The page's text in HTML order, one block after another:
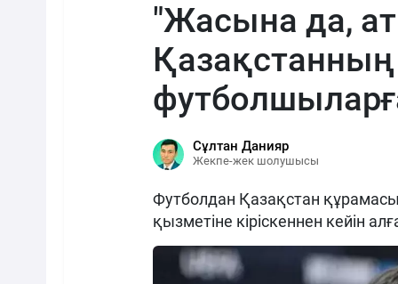
"Жасына да,
Сұлтан Данияр
Жекпе-жек шолушысы
Футболдан Қазақстан
қызметіне кіріскеннен кейін